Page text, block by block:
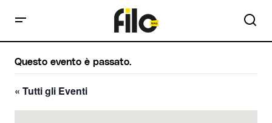
Questo evento è passato.
« Tutti gli Eventi